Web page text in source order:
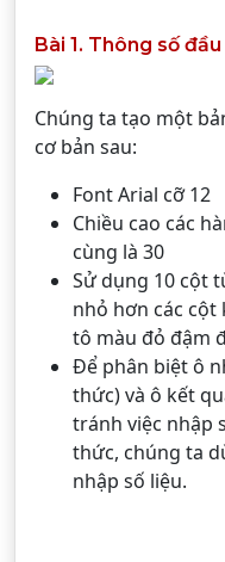
Bài 1. Thông số
Chúng ta tạo một
cơ bản sau:
Font Arial cỡ 12
Chiều cao các
cùng là 30
Sử dụng 10 cột
nhỏ hơn các cột
tô màu đỏ đậm
Để phân biệt ô
thức) và ô kết
tránh việc nhập
thức, chúng ta
nhập số liệu.